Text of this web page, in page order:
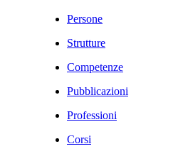
Persone
Strutture
Competenze
Pubblicazioni
Professioni
Corsi